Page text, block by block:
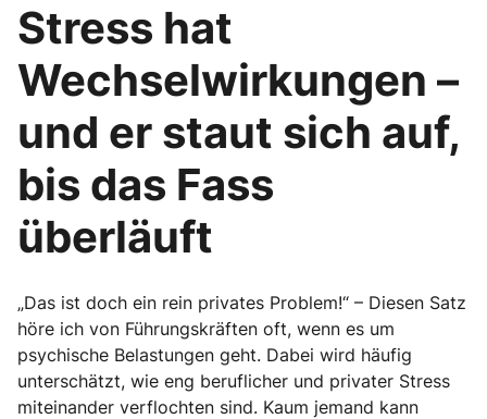
Stress hat
Wechselwirkungen –
und er staut sich auf,
bis das Fass
überläuft
„Das ist doch ein rein privates Problem!“ – Diesen Satz
höre ich von Führungskräften oft, wenn es um
psychische Belastungen geht. Dabei wird häufig
unterschätzt, wie eng beruflicher und privater Stress
miteinander verflochten sind. Kaum jemand kann